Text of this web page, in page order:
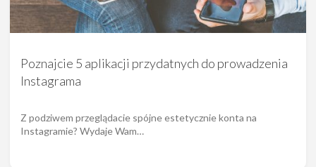
Poznajcie 5 aplikacji przydatnych do prowadzenia
Instagrama
Z podziwem przeglądacie spójne estetycznie konta na
Instagramie? Wydaje Wam…